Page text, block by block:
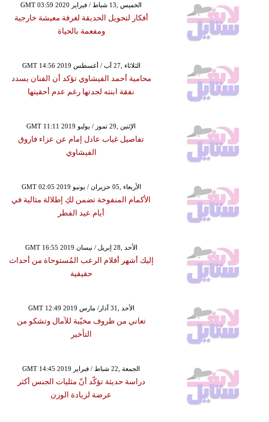
GMT 03:59 2020 الخميس ,13 شباط / فبراير
أفكار لتحويل الحديقة لغرفة معيشة خارجية
ومفعمة بالحياة
GMT 14:56 2019 الثلاثاء ,27 آب / أغسطس
محامية أحمد الفيشاوي تؤكد أن الفنان يسدد
نفقة ابنته لجدتها رغم عدم أحقيتها
GMT 11:11 2019 الإثنين ,29 تموز / يوليو
تفاصيل غياب عادل إمام عن عزاء فاروق
الفيشاوي
GMT 02:05 2019 الأربعاء ,05 حزيران / يونيو
الأكمام المنفوخة تضمن لكِ إطلالة مثالية في
أيام عيد الفطر
GMT 16:55 2019 الأحد ,28 إبريل / نيسان
إليك أشهر أفلام الرعب المُستوحاة من أحداث
حقيقية
GMT 12:49 2019 الأحد ,31 آذار/ مارس
تعاني من ظروف مخيّبة للآمال وتشكو من
التأخير
GMT 14:45 2019 الجمعة ,22 شباط / فبراير
دراسة حديثة تؤكّد أنّ مثليات الجنس أكثر
عرضة لزيادة الوزن